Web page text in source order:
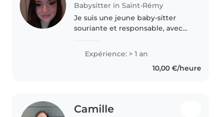
Babysitter in Saint-Rémy
Je suis une jeune baby-sitter
souriante et responsable, avec
J'aime partager des activités
créatives comme le dessin, les
Expérience: > 1 an
10,00 €/heure
Camille